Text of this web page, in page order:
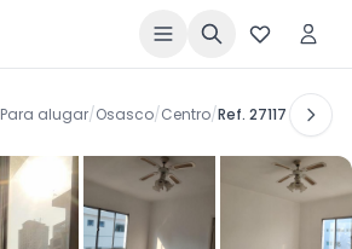
Para alugar/Osasco/Centro/Ref. 27117